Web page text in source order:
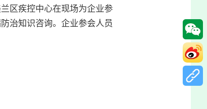
区疾控中心在现场为企业参
治知识咨询。企业参会人员